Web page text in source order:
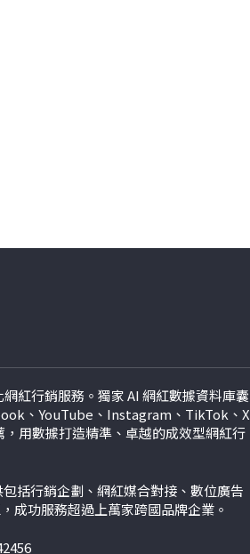
紅行銷服務。獨家 AI 網紅數據資料庫囊
、YouTube、Instagram、TikTok、 X
用數據打造精準、卓越的成效型網紅行
括行銷企劃、網紅媒合對接、數位廣告
成功服務超過上萬家跨國品牌企業。